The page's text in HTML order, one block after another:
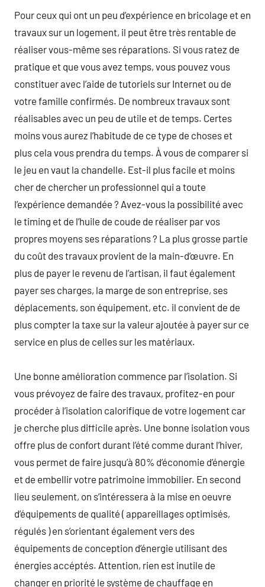
Pour ceux qui ont un peu d’expérience en bricolage et en
travaux sur un logement, il peut être très rentable de
réaliser vous-même ses réparations. Si vous ratez de
pratique et que vous avez temps, vous pouvez vous
constituer avec l’aide de tutoriels sur Internet ou de
votre famille confirmés. De nombreux travaux sont
réalisables avec un peu de utile et de temps. Certes
moins vous aurez l’habitude de ce type de choses et
plus cela vous prendra du temps. À vous de comparer si
le jeu en vaut la chandelle. Est-il plus facile et moins
cher de chercher un professionnel qui a toute
l’expérience demandée ? Avez-vous la possibilité avec
le timing et de l’huile de coude de réaliser par vos
propres moyens ses réparations ? La plus grosse partie
du coût des travaux provient de la main-d’œuvre. En
plus de payer le revenu de l’artisan, il faut également
payer ses charges, la marge de son entreprise, ses
déplacements, son équipement, etc. il convient de de
plus compter la taxe sur la valeur ajoutée à payer sur ce
service en plus de celles sur les matériaux.
Une bonne amélioration commence par l’isolation. Si
vous prévoyez de faire des travaux, profitez-en pour
procéder à l’isolation calorifique de votre logement car
je cherche plus difficile après. Une bonne isolation vous
offre plus de confort durant l’été comme durant l’hiver,
vous permet de faire jusqu’à 80% d’économie d’énergie
et de embellir votre patrimoine immobilier. En second
lieu seulement, on s’intéressera à la mise en oeuvre
d’équipements de qualité ( appareillages optimisés,
régulés ) en s’orientant également vers des
équipements de conception d’énergie utilisant des
énergies accéptés. Attention, rien est inutile de
changer en priorité le système de chauffage en